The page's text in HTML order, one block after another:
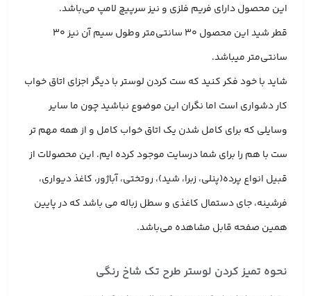
این محصول دارای فریم فلزی و نیز سرپیچ لامپ می‌باشد.
قطر شید این محصول 30 سانتی‌متر وطول سیم آن نیز 30
سانتی‌متر میباشد.
شاید با خود فکر کنید که ست کردن لوستر با دیگر اجزای اتاق خواب
کار دشواری است اما نگران این موضوع نباشید چون ما سایر
وسایلی که برای کامل شدن یک اتاق خواب کامل و از همه مهم تر
ست با هم را برای شما درسایت موجود کرده ایم. این محصولات از
قبیل انواع پرده(پنلی، زبرا، شید)، روتختی، آباژور، کاغذ دیواری،
فرشینه، جای دستمال کاغذی و سطل زباله می باشد که در پایین
همین صفحه قابل مشاهده می‌باشد.
نحوه تمیز کردن لوستر طرح تک شاخ رنگی